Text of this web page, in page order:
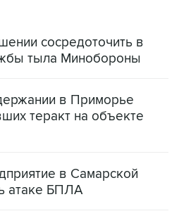
сосредоточить в
тыла Минобороны
в Приморье
теракт на объекте
в Самарской
атаке БПЛА